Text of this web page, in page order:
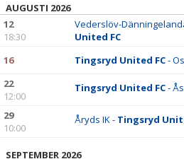
AUGUSTI 2026
12
18:30
Vederslöv-
United FC
16 Tingsryd United FC-
22
12:00
Tingsryd United FC-
29
10:00
Åryds IK - Tingsryd
SEPTEMBER 2026